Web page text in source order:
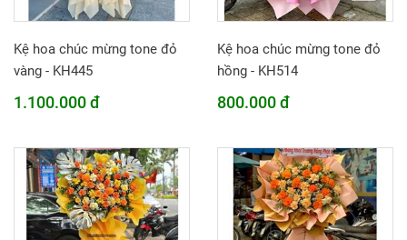
Kệ hoa chúc mừng tone đỏ
vàng - KH445
1.100.000 đ
Kệ hoa chúc mừng tone đỏ
hồng - KH514
800.000 đ